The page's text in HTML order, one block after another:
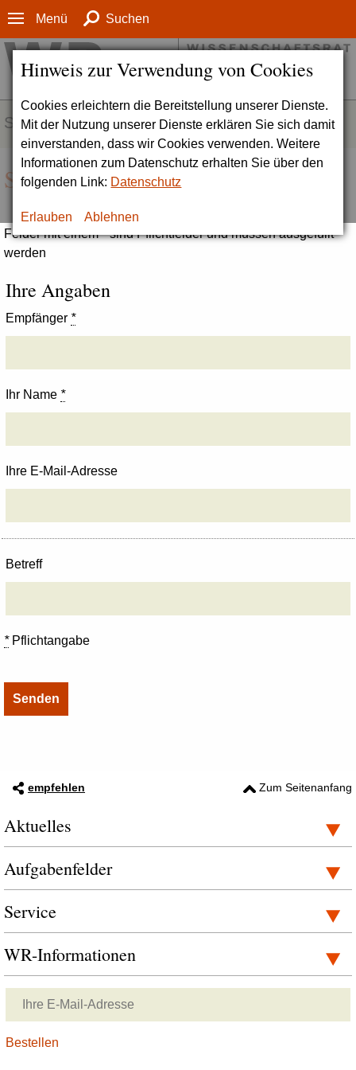
Hinweis zur Verwendung von Cookies
Cookies erleichtern die Bereitstellung unserer Dienste.
Mit der Nutzung unserer Dienste erklären Sie sich damit
einverstanden, dass wir Cookies verwenden. Weitere
Informationen zum Datenschutz erhalten Sie über den
folgenden Link: Datenschutz
Erlauben Ablehnen
Menü Suchen
SERVICE
Seite empfehlen
Felder mit einem * sind Pflichtfelder und müssen ausgefüllt
werden
Ihre Angaben
Empfänger *
Ihr Name *
Ihre E-Mail-Adresse
Betreff
*Pflichtangabe
empfehlen Zum Seitenanfang
Aktuelles
Aufgabenfelder
Service
WR-Informationen